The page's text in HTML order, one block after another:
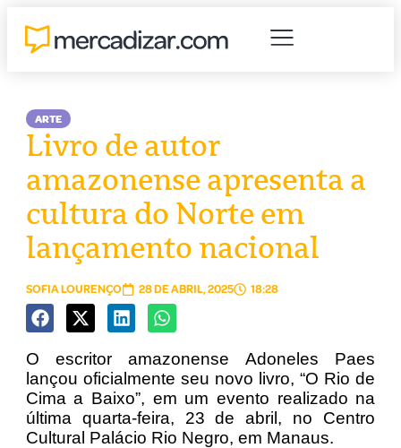
ARTE
Livro de autor
amazonense apresenta a
cultura do Norte em
lançamento nacional
SOFIA LOURENÇO 28 DE ABRIL, 2025 18:28
O escritor amazonense Adoneles Paes
lançou oficialmente seu novo livro, “O Rio de
Cima a Baixo”, em um evento realizado na
última quarta-feira, 23 de abril, no Centro
Cultural Palácio Rio Negro, em Manaus.